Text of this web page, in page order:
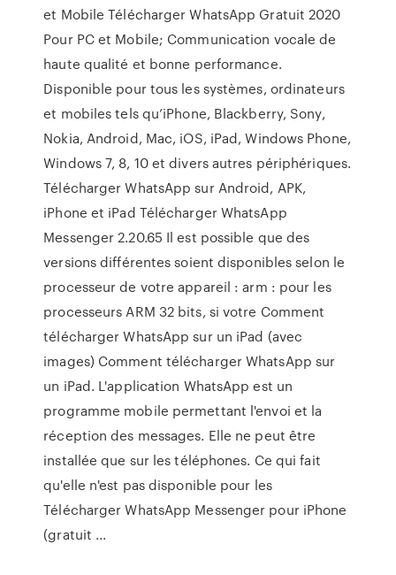
et Mobile Télécharger WhatsApp Gratuit 2020
Pour PC et Mobile; Communication vocale de
haute qualité et bonne performance.
Disponible pour tous les systèmes, ordinateurs
et mobiles tels qu’iPhone, Blackberry, Sony,
Nokia, Android, Mac, iOS, iPad, Windows Phone,
Windows 7, 8, 10 et divers autres périphériques.
Télécharger WhatsApp sur Android, APK,
iPhone et iPad Télécharger WhatsApp
Messenger 2.20.65 Il est possible que des
versions différentes soient disponibles selon le
processeur de votre appareil : arm : pour les
processeurs ARM 32 bits, si votre Comment
télécharger WhatsApp sur un iPad (avec
images) Comment télécharger WhatsApp sur
un iPad. L'application WhatsApp est un
programme mobile permettant l'envoi et la
réception des messages. Elle ne peut être
installée que sur les téléphones. Ce qui fait
qu'elle n'est pas disponible pour les
Télécharger WhatsApp Messenger pour iPhone
(gratuit ...